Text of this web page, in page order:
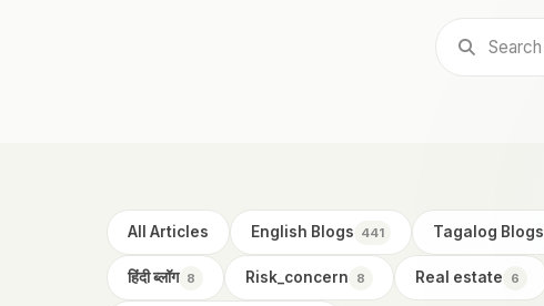
All Articles English Blogs 441 Tagalog Blogs
हिंदी ब्लॉग 8 Risk_concern 8 Real estate 6